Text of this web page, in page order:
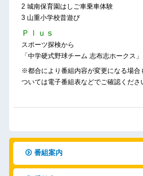
2 城南保育園はしご車乗車体験
3 山重小学校昔遊び
Ｐｌｕｓ
スポーツ探検から
「中学硬式野球チーム 志布志ホークス」
※都合により番組内容が変更になる場合
ついては電子番組表などでご確認くださ
番組案内